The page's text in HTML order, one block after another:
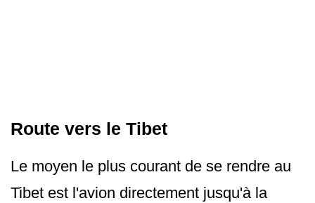
Route vers le Tibet
Le moyen le plus courant de se rendre au
Tibet est l'avion directement jusqu'à la